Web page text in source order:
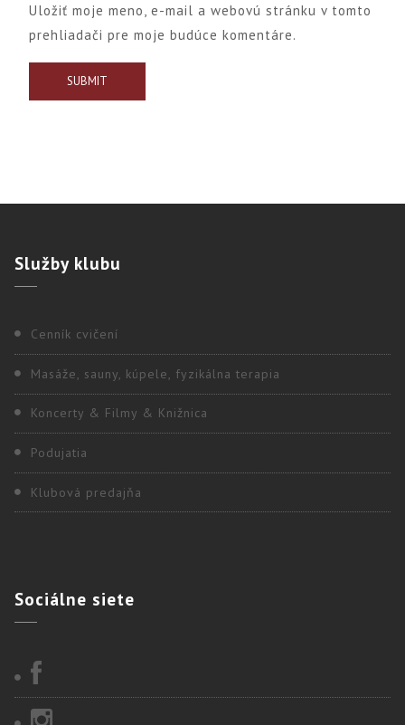
Uložiť moje meno, e-mail a webovú stránku v tomto
prehliadači pre moje budúce komentáre.
Službyklubu
Cenník cvičení
Masáže, sauny, kúpele, fyzikálna terapia
Koncerty & Filmy & Knižnica
Podujatia
Klubová predajňa
Sociálne siete